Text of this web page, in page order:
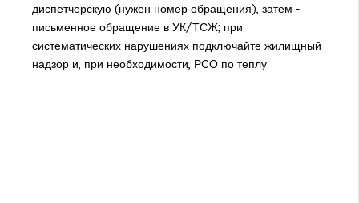
диспетчерскую (нужен номер обращения), затем -
письменное обращение в УК/ТСЖ; при
систематических нарушениях подключайте жилищный
надзор и, при необходимости, РСО по теплу.